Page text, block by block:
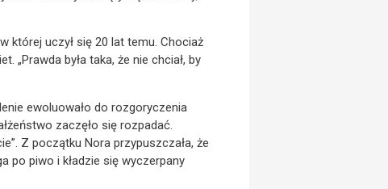
której uczył się 20 lat temu. Chociaż
„Prawda była taka, że nie chciał, by
ewoluowało do rozgoryczenia
zaczęło się rozpadać.
Z początku Nora przypuszczała, że
po piwo i kładzie się wyczerpany